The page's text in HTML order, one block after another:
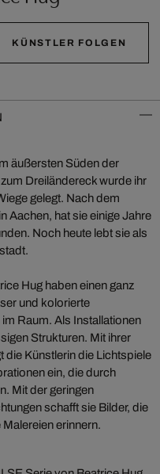
KÜNSTLER FOLGEN
äußersten Süden der
Dreiländereck wurde ihr
gelegt. Nach dem
Aachen, hat sie einige Jahre
Noch heute lebt sie als
Hug haben einen ganz
und kolorierte
Raum. Als Installationen
Strukturen. Mit ihrer
die Künstlerin die Lichtspiele
ein, die durch
Mit der geringen
schafft sie Bilder, die
erinnern.